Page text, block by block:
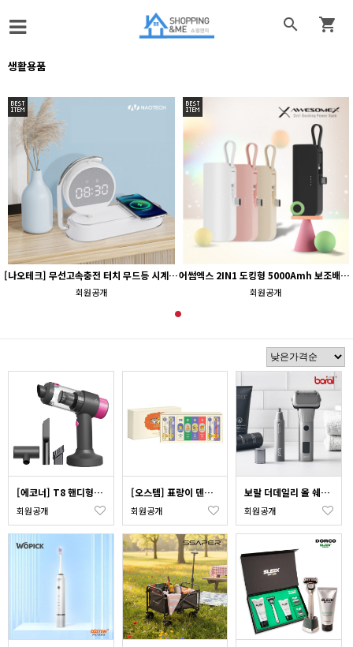
 
생활용품
[나오테크] 무선고속충전 터치 무드등 시계 NAO-L5100C
회원공개
어썸엑스 2IN1 도킹형 5000Amh 보조배터리_색상 택1
회원공개
[에코너] T8 핸디형 PMDC 에어건 겸용 무선 진공 청소기 (노즐포함)
회원공개
[오스템] 표랑이 덴탈세트 4:4 세트_옵션 택1
회원공개
보랄 더데일리 올 쉐이브 면도기 BR-MX01G
회원공개